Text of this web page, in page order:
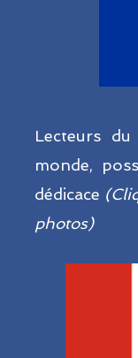
Lecteurs
monde,
dédicace
photos)